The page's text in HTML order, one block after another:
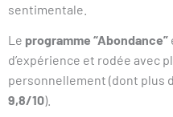
sentimentale.
Le programme “Abondance”
d’expérience et rodée avec
personnellement (dont plus
9,8/10).